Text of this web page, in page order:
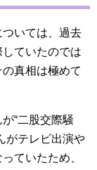
いては、過去
ていたのでは
真相は極めて
“二股交際騒
がテレビ出演や
ていたため、